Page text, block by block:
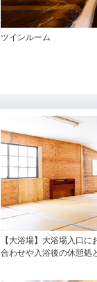
ツインルーム
【大浴場】大浴場入口
合わせや入浴後の休憩処